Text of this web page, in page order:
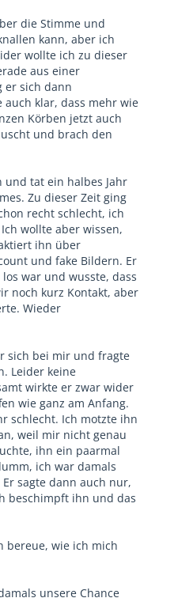
die Stimme und
kann, aber ich
wollte ich zu dieser
aus einer
er sich dann
klar, dass mehr wie
Körben jetzt auch
und brach den
und tat ein halbes Jahr
Zu dieser Zeit ging
recht schlecht, ich
wollte aber wissen,
ihn über
und fake Bildern. Er
war und wusste, dass
noch kurz Kontakt, aber
Wieder
sich bei mir und fragte
Leider keine
wirkte er zwar wider
wie ganz am Anfang.
schlecht. Ich motzte ihn
weil mir nicht genau
ihn ein paarmal
ich war damals
sagte dann auch nur,
beschimpft ihn und das
bereue, wie ich mich
unsere Chance